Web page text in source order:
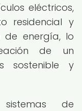
eléctricos,
residencial y
de energía, lo
de un
sostenible y
de